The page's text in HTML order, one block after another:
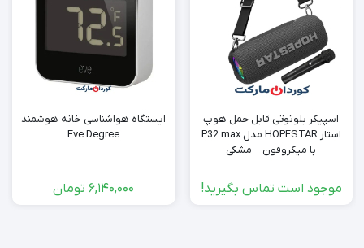
اسپیکر بلوتوثی قابل حمل هوپ
استار HOPESTAR مدل P32 max
با میکروفون – مشکی
موجود است تماس بگیرید!
ایستگاه هواشناسی خانه هوشمند
Eve Degree
6,140,000 تومان